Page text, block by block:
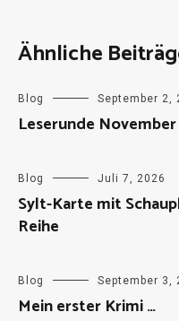
Ähnliche
Blog September 2,
Leserunde
Blog Juli 7, 2026
Sylt-Karte mit
Reihe
Blog September 3,
Mein erster Krimi …